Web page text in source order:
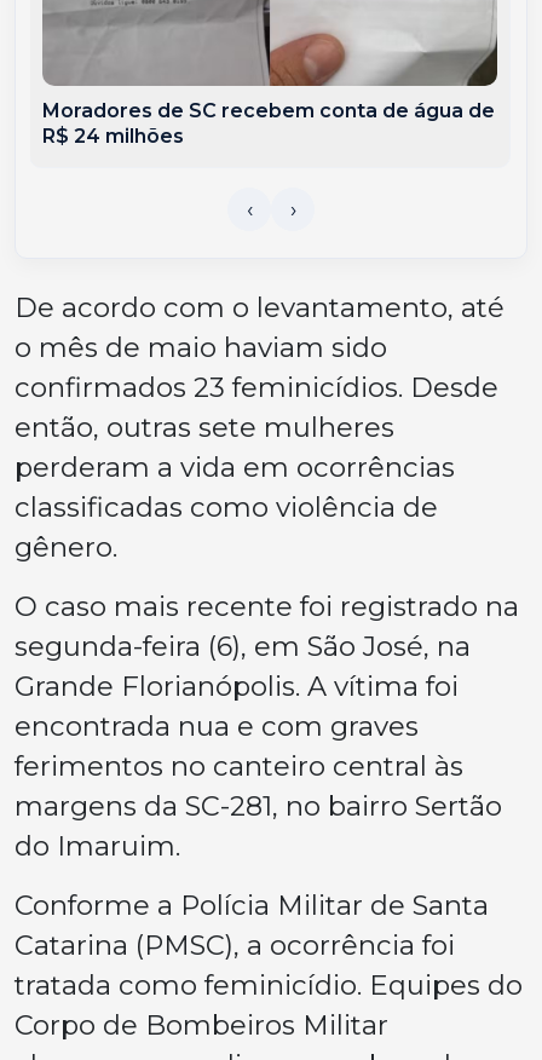
Moradores de SC recebem conta de água de
R$ 24 milhões
De acordo com o levantamento, até
o mês de maio haviam sido
confirmados 23 feminicídios. Desde
então, outras sete mulheres
perderam a vida em ocorrências
classificadas como violência de
gênero.
O caso mais recente foi registrado na
segunda-feira (6), em São José, na
Grande Florianópolis. A vítima foi
encontrada nua e com graves
ferimentos no canteiro central às
margens da SC-281, no bairro Sertão
do Imaruim.
Conforme a Polícia Militar de Santa
Catarina (PMSC), a ocorrência foi
tratada como feminicídio. Equipes do
Corpo de Bombeiros Militar